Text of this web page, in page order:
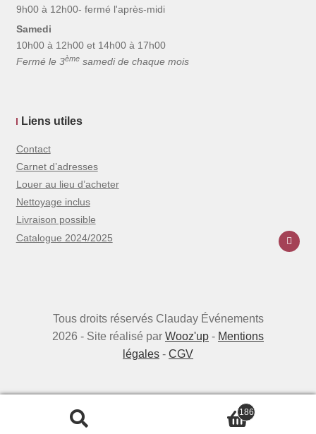
9h00 à 12h00- fermé l'après-midi
Samedi
10h00 à 12h00 et 14h00 à 17h00
Fermé le 3èmesamedi de chaque mois
Liens utiles
Contact
Carnet d’adresses
Louer au lieu d’acheter
Nettoyage inclus
Livraison possible
Catalogue 2024/2025
186
Tous droits réservés Clauday Événements
2026 - Site réalisé par Wooz'up - Mentions
légales - CGV